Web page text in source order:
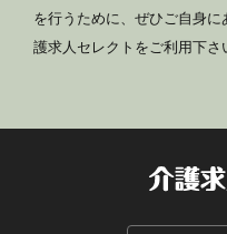
を行うために、ぜひご自身
護求人セレクトをご利用下さ